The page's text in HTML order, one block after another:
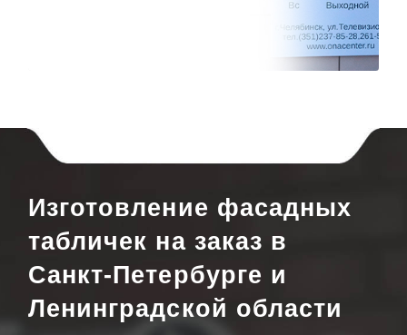
Изготовление фасадных
табличек на заказ в
Санкт-Петербурге и
Ленинградской области